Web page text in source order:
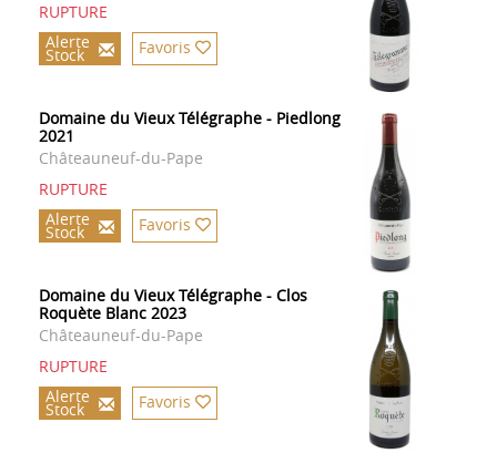
RUPTURE
Alerte
Stock Favoris
Domaine du Vieux Télégraphe - Piedlong
2021
Châteauneuf-du-Pape
RUPTURE
Alerte
Stock Favoris
Domaine du Vieux Télégraphe - Clos
Roquète Blanc 2023
Châteauneuf-du-Pape
RUPTURE
Alerte
Stock Favoris